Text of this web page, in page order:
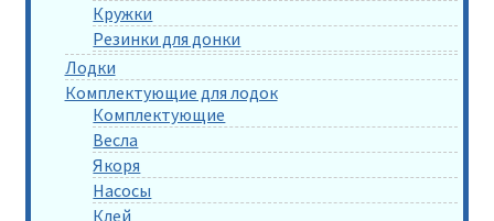
Кружки
Резинки для донки
Лодки
Комплектующие для лодок
Комплектующие
Весла
Якоря
Насосы
Клей